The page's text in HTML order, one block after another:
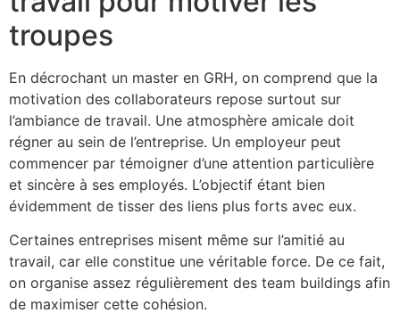
troupes
En décrochant un master en GRH, on comprend que la
motivation des collaborateurs repose surtout sur
l’ambiance de travail. Une atmosphère amicale doit
régner au sein de l’entreprise. Un employeur peut
commencer par témoigner d’une attention particulière
et sincère à ses employés. L’objectif étant bien
évidemment de tisser des liens plus forts avec eux.
Certaines entreprises misent même sur l’amitié au
travail, car elle constitue une véritable force. De ce fait,
on organise assez régulièrement des team buildings afin
de maximiser cette cohésion.